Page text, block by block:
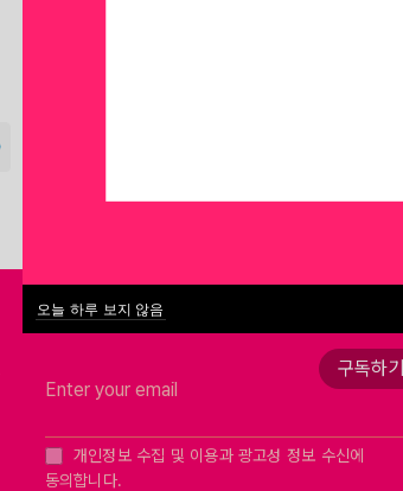
구독하기
개인정보 수집 및 이용과 광고성 정보 수신에
동의합니다.
오늘 하루 보지 않음